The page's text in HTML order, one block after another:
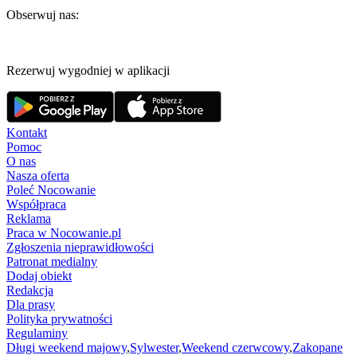
Obserwuj nas:
Rezerwuj wygodniej w aplikacji
Kontakt
Pomoc
O nas
Nasza oferta
Poleć Nocowanie
Współpraca
Reklama
Praca w Nocowanie.pl
Zgłoszenia nieprawidłowości
Patronat medialny
Dodaj obiekt
Redakcja
Dla prasy
Polityka prywatności
Regulaminy
Długi weekend majowy,Sylwester,Weekend czerwcowy,Zakopane